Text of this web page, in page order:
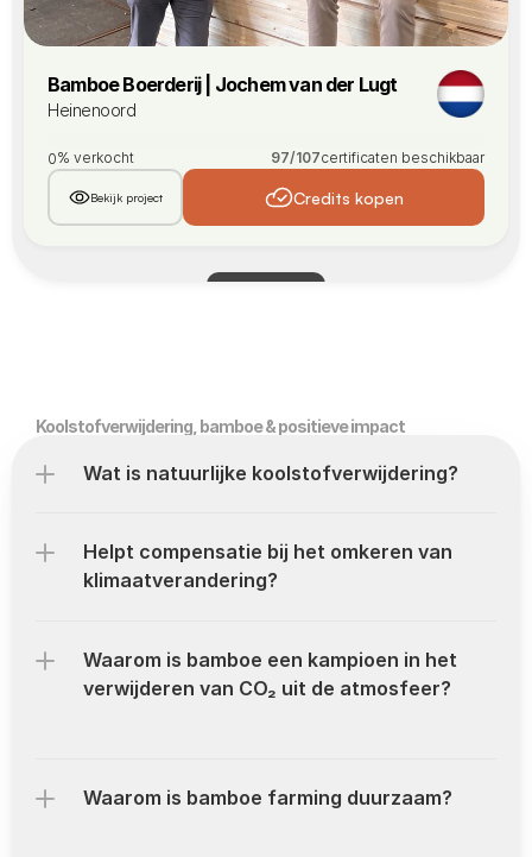
Bamboe Boerderij | Jochem van der Lugt
Heinenoord
0% verkocht 97/107certificaten beschikbaar
Bekijk project Credits kopen
Koolstofverwijdering, bamboe & positieve impact
Wat is natuurlijke koolstofverwijdering?
Helpt compensatie bij het omkeren van
klimaatverandering?
Waarom is bamboe een kampioen in het
verwijderen van CO₂ uit de atmosfeer?
Waarom is bamboe farming duurzaam?